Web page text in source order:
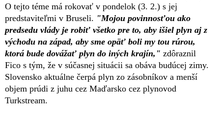
O tejto téme má rokovať v pondelok (3. 2.) s jej
predstaviteľmi v Bruseli. "Mojou povinnosťou ako
predsedu vlády je robiť všetko pre to, aby išiel plyn aj z
východu na západ, aby sme opäť boli my tou rúrou,
ktorá bude dovážať plyn do iných krajín," zdôraznil
Fico s tým, že v súčasnej situácii sa obáva budúcej zimy.
Slovensko aktuálne čerpá plyn zo zásobníkov a menší
objem prúdi z juhu cez Maďarsko cez plynovod
Turkstream.